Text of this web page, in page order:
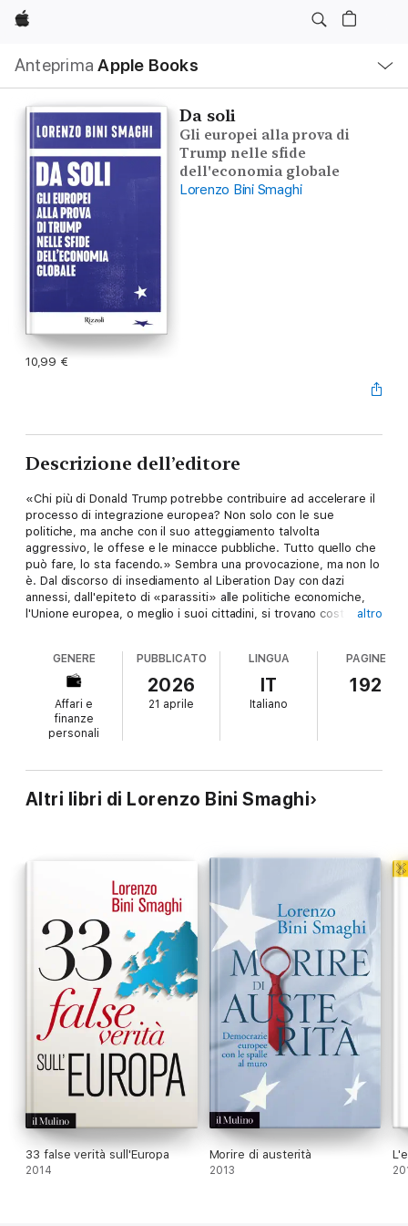
Apple
Anteprima Apple Books
locale
Apri
Menu
Da soli
Gli europei alla prova di
Trump nelle sfide
dell'economia globale
Lorenzo Bini Smaghi
10,99 €
Descrizione dell’editore
«Chi più di Donald Trump potrebbe contribuire ad accelerare il
processo di integrazione europea? Non solo con le sue
politiche, ma anche con il suo atteggiamento talvolta
aggressivo, le offese e le minacce pubbliche. Tutto quello che
può fare, lo sta facendo.» Sembra una provocazione, ma non lo
è. Dal discorso di insediamento al Liberation Day con dazi
annessi, dall'epiteto di «parassiti» alle politiche economiche,
l'Unione europea, o meglio i suoi cittadini, si trovano costretti a
priorità; il confronto globale con la Cina, in cui gli europei
giocano un ruolo, secondo Washington, trascurabile. Su questo
scenario Lorenzo Bini Smaghi, tra gli economisti italiani più acuti
e noti nel panorama internazionale, innesta una analisi serrata
delle difficoltà che ci aspettano, individua i settori chiave su cui
lavorare alla ricerca di una vera indipendenza europea,
continuare a esistere. Nella consapevolezza che «fin quando
ciascun leader si illuderà che agendo da solo, ad esempio nei
ne fanno parte - non riuscirà a difendere i propri interessi».
altro
GENERE
Affari e
finanze
personali
PUBBLICATO
2026
21 aprile
LINGUA
IT
Italiano
PAGINE
192
Altri libri di Lorenzo Bini Smaghi
33 false verità sull'Europa
2014
Morire di austerità
2013